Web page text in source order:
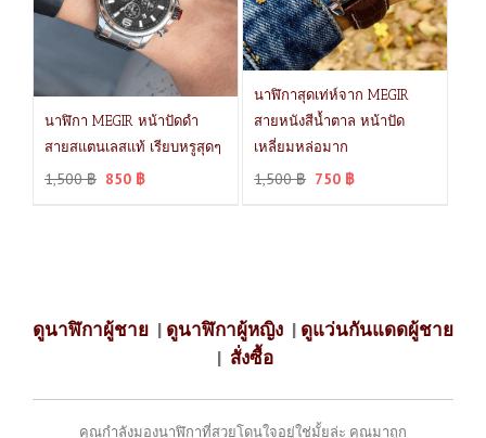
นาฬิกา MEGIR หน้าปัดดำ
สายสแตนเลสแท้ เรียบหรูสุดๆ
1,500฿ 850 ฿
นาฬิกาสุดเท่ห์จาก MEGIR
สายหนังสีน้ำตาล หน้าปัด
เหลี่ยมหล่อมาก
1,500฿ 750 ฿
ดูนาฬิกาผู้ชาย | ดูนาฬิกาผู้หญิง | ดูแว่นกันแดดผู้ชาย
| สั่งซื้อ
คุณกำลังมองนาฬิกาที่สวยโดนใจอยู่ใช่มั้ยล่ะ คุณมาถูก